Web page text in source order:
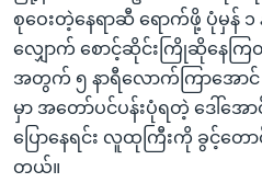
စုဝေးတဲ့နေရာဆီ ရောက်ဖို့ ပုံမှန်
လျှောက် စောင့်ဆိုင်းကြိုဆိုနေ
အတွက် ၅ နာရီလောက်ကြာအောင်
မှာ အတော်ပင်ပန်းပုံရတဲ့ ဒေါ်အေ
ပြောနေရင်း လူထုကြီးကို ခွင့်တောင်
တယ်။